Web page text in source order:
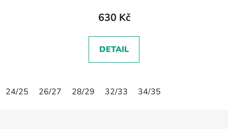
630 Kč
DETAIL
24/25 26/27 28/29 32/33 34/35